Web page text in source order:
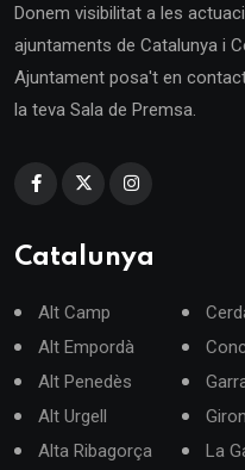
Donem visibilitat a les
ajuntaments de Catalunya i
Ajuntament posa't en
la teva Sala de Premsa.
Catalunya
Alt Camp
Alt Empordà
Alt Penedès
Alt Urgell
Alta Ribagorça
La